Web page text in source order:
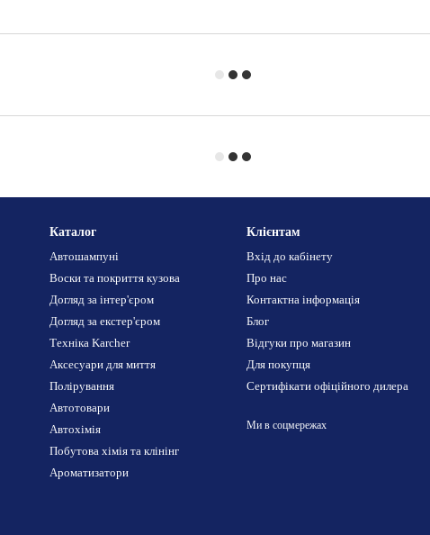
Каталог
Автошампуні
Воски та покриття кузова
Догляд за інтер'єром
Догляд за екстер'єром
Техніка Karcher
Аксесуари для миття
Полірування
Автотовари
Автохімія
Побутова хімія та клінінг
Ароматизатори
Клієнтам
Вхід до кабінету
Про нас
Контактна інформація
Блог
Відгуки про магазин
Для покупця
Сертифікати офіційного дилера
Ми в соцмережах